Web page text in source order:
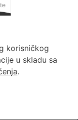
korisničkog
u skladu sa
.